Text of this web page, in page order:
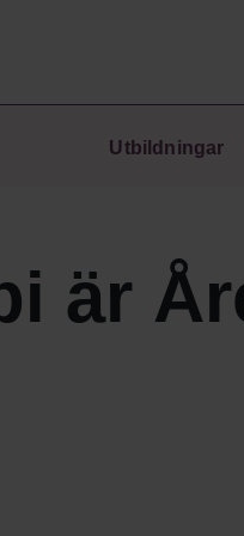
Utbildningar
är